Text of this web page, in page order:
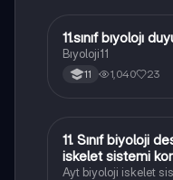
Biyoloji
11.sınıf bıyolojı
Bıyoloji11
11 1,040 23
Biyoloji
11. Sınıf biyoloji
iskelet sistemi
Ayt biyoloji iskelet